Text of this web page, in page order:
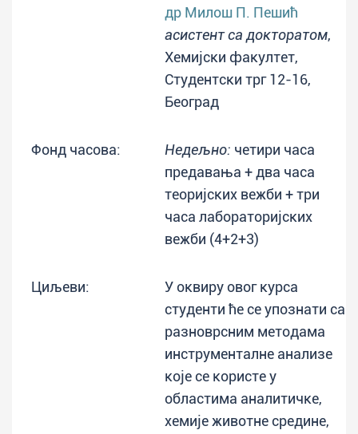
др Милош П. Пешић
асистент са докторатом,
Хемијски факултет,
Студентски трг 12-16,
Београд
Фонд часова: Недељно: четири часа
предавања + два часа
теоријских вежби + три
часа лабораторијских
вежби (4+2+3)
Циљеви:
У оквиру овог курса
студенти ће се упознати са
разноврсним методама
инструменталне анализе
које се користе у
областима аналитичке,
хемије животне средине,